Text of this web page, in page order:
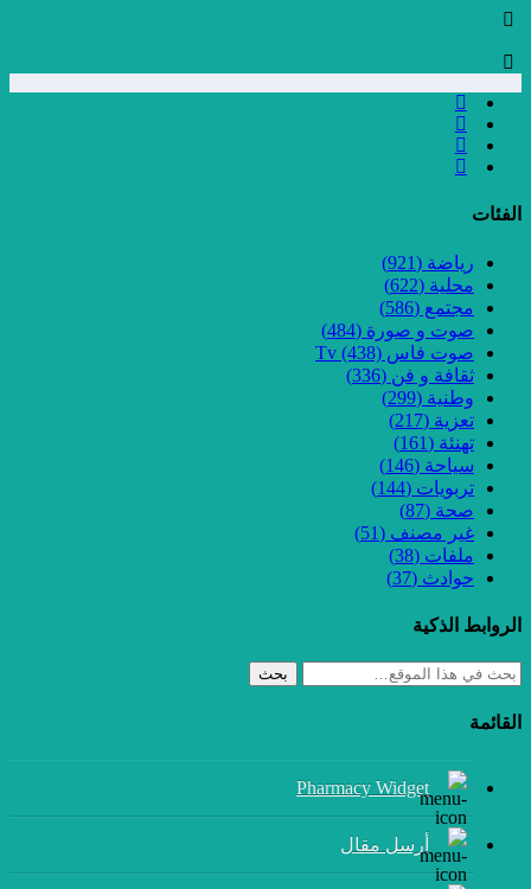
الفئات
رياضة (921)
محلية (622)
مجتمع (586)
صوت و صورة (484)
صوت فاس Tv (438)
ثقافة و فن (336)
وطنية (299)
تعزية (217)
تهنئة (161)
سياحة (146)
تربويات (144)
صحة (87)
غير مصنف (51)
ملفات (38)
حوادث (37)
الروابط الذكية
بحث
القائمة
Pharmacy Widget
أرسل مقال